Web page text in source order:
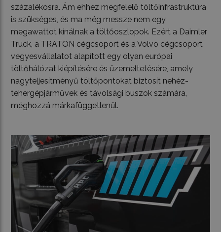
százalékosra. Ám ehhez megfelelő töltőinfrastruktúra
is szükséges, és ma még messze nem egy
megawattot kínálnak a töltőoszlopok. Ezért a Daimler
Truck, a TRATON cégcsoport és a Volvo cégcsoport
vegyesvállalatot alapított egy olyan európai
töltőhálózat kiépítésére és üzemeltetésére, amely
nagyteljesítményű töltőpontokat biztosít nehéz-
tehergépjárművek és távolsági buszok számára,
méghozzá márkafüggetlenül.